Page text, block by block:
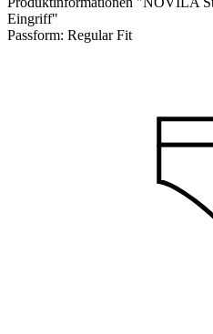
Eingriff"
Passform: Regular Fit